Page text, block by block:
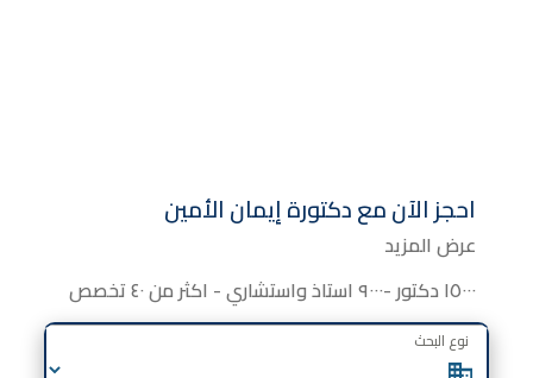
احجز الآن معدكتورةإيمان الأمين
عرض المزيد
١٥٠٠٠ دكتور -٩٠٠٠ استاذ واستشاري - اكثر من ٤٠ تخصص
نوع البحث